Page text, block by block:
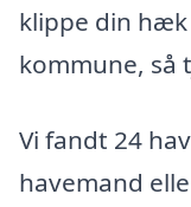
klippe din hæk
kommune, så
Vi fandt 24
havemand